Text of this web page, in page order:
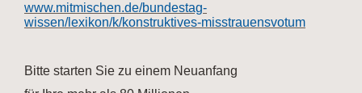
www.mitmischen.de/bundestag-
wissen/lexikon/k/konstruktives-misstrauensvotum
Bitte starten Sie zu einem Neuanfang